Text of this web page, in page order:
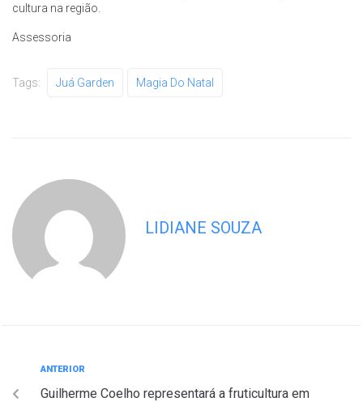
cultura na região.
Assessoria
Tags: Juá Garden Magia Do Natal
LIDIANE SOUZA
ANTERIOR
Guilherme Coelho representará a fruticultura em